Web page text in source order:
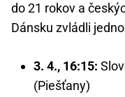
do 21 rokov a
Dánsku zvládli
3. 4., 16:15:
(Piešťany)